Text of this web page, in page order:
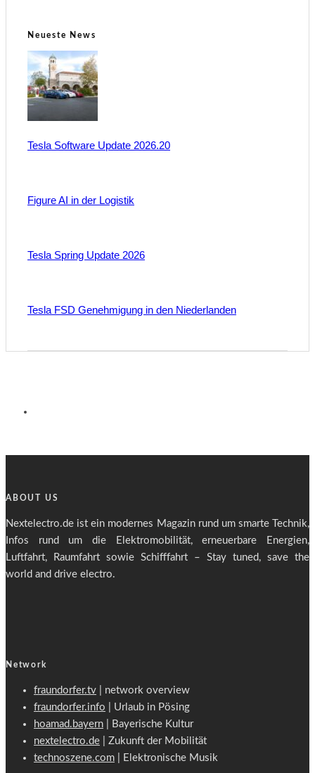
Neueste News
Tesla Software Update 2026.20
Figure AI in der Logistik
Tesla Spring Update 2026
Tesla FSD Genehmigung in den Niederlanden
ABOUT US
Nextelectro.de ist ein modernes Magazin rund um smarte Technik,
Infos rund um die Elektromobilität, erneuerbare Energien,
Luftfahrt, Raumfahrt sowie Schifffahrt – Stay tuned, save the
world and drive electro.
Network
fraundorfer.tv | network overview
fraundorfer.info | Urlaub in Pösing
hoamad.bayern | Bayerische Kultur
nextelectro.de | Zukunft der Mobilität
technoszene.com | Elektronische Musik